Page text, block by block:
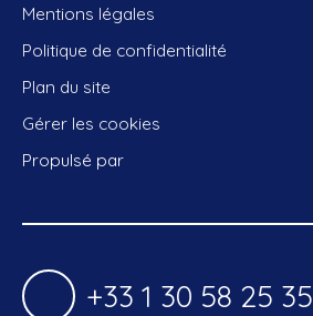
Mentions légales
Politique de confidentialité
Plan du site
Gérer les cookies
Propulsé par
+33 1 30 58 25 35